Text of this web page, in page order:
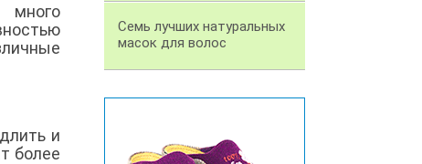
и
более
Семь лучших натуральных
масок для волос